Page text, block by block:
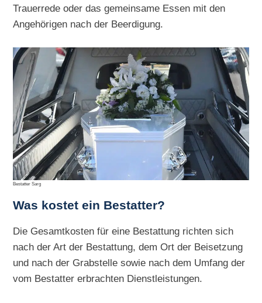
Trauerrede oder das gemeinsame Essen mit den
Angehörigen nach der Beerdigung.
Bestatter Sarg
Was kostet ein Bestatter?
Die Gesamtkosten für eine Bestattung richten sich
nach der Art der Bestattung, dem Ort der Beisetzung
und nach der Grabstelle sowie nach dem Umfang der
vom Bestatter erbrachten Dienstleistungen.